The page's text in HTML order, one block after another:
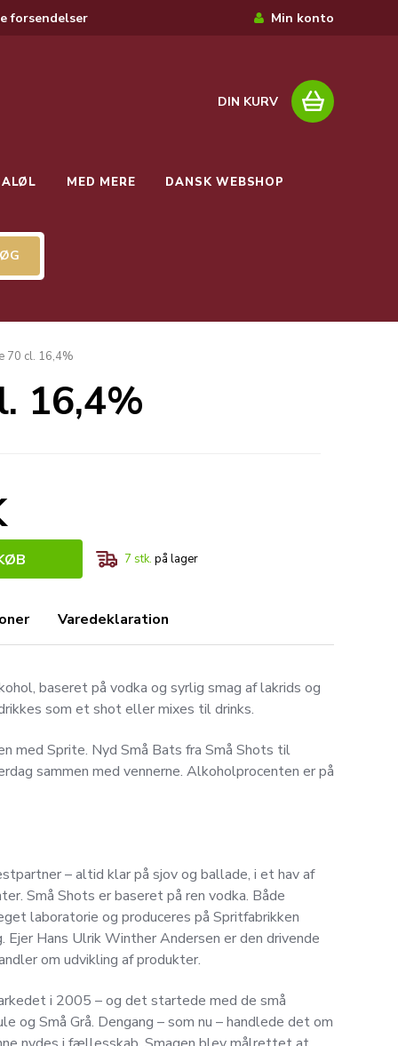
forsendelser Min konto
DIN KURV
MED MERE DANSK WEBSHOP
70 cl. 16,4%
16,4%
7 stk. på lager
Varedeklaration
baseret på vodka og syrlig smag af lakrids og
som et shot eller mixes til drinks.
med Sprite. Nyd Små Bats fra Små Shots til
sammen med vennerne. Alkoholprocenten er på
– altid klar på sjov og ballade, i et hav af
Små Shots er baseret på ren vodka. Både
laboratorie og produceres på Spritfabrikken
Ejer Hans Ulrik Winther Andersen er den drivende
om udvikling af produkter.
i 2005 – og det startede med de små
og Små Grå. Dengang – som nu – handlede det om